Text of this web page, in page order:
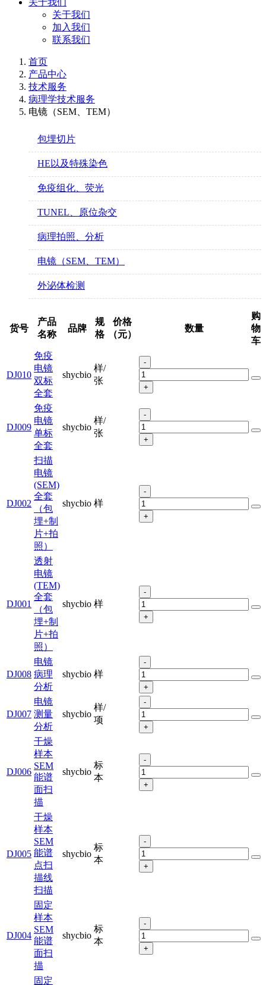
关于我们
加入我们
联系我们
首页
产品中心
技术服务
病理学技术服务
电镜（SEM、TEM）
包埋切片
HE以及特殊染色
免疫组化、荧光
TUNEL、原位杂交
病理拍照、分析
电镜（SEM、TEM）
外泌体检测
货号
产品
名称
品牌
规
格
价格
（元）
数量
购
物
车
DJ010
免疫
电镜
双标
全套
shycbio
样/
张
-
+
DJ009
免疫
电镜
单标
全套
shycbio
样/
张
-
+
DJ002
扫描
电镜
(SEM)
全套
（包
埋+制
片+拍
照）
shycbio 样
-
+
DJ001
透射
电镜
(TEM)
全套
（包
埋+制
片+拍
照）
shycbio 样
-
+
DJ008
电镜
病理
分析
shycbio 样
-
+
DJ007
电镜
测量
分析
shycbio
样/
项
-
+
DJ006
干燥
样本
SEM
能谱
面扫
描
shycbio
标
本
-
+
DJ005
干燥
样本
SEM
能谱
点扫
描线
扫描
shycbio
标
本
-
+
DJ004
固定
样本
SEM
能谱
面扫
描
shycbio
标
本
-
+
固定